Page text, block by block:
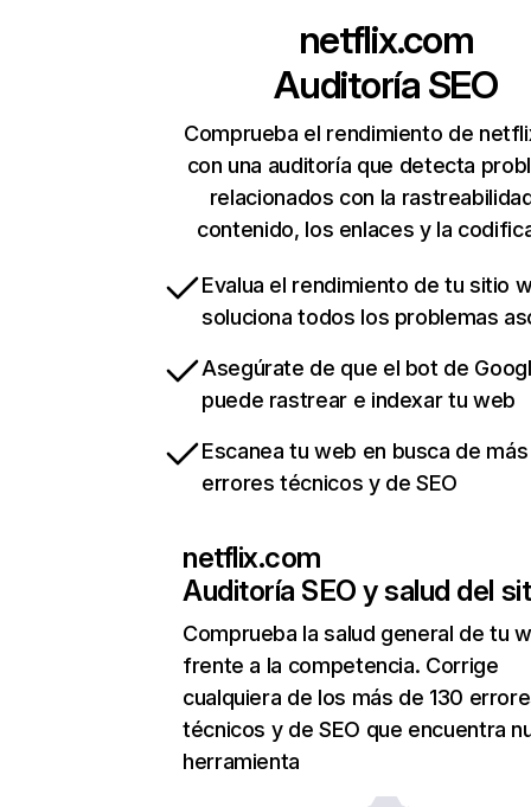
netflix.com
Auditoría SEO
Comprueba el rendimiento de
con una auditoría que detecta
relacionados con la
contenido, los enlaces y la
Evalua el rendimiento de tu sitio
soluciona todos los problemas
Asegúrate de que el bot de
puede rastrear e indexar tu web
Escanea tu web en busca de
errores técnicos y de SEO
netflix.com
Auditoría SEO y salud del
Comprueba la salud general de tu
frente a la competencia. Corrige
cualquiera de los más de 130
técnicos y de SEO que encuentra
herramienta